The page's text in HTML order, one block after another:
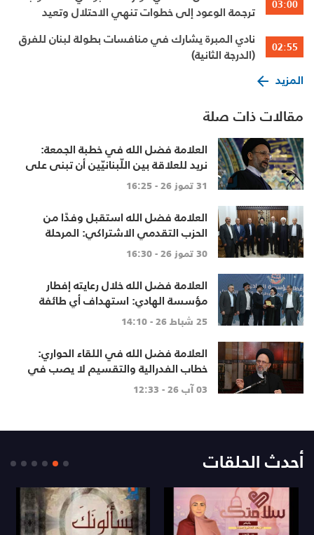
03:00
ترجمة الوعود إلى خطوات تنهي الاحتلال وتعيد
02:55
نادي المبرة يشارك في منافسات بطولة لبنان للفرق
(الدرجة الثانية)
المزيد
مقالات ذات صلة
العلامة فضل الله في خطبة الجمعة:
نريد للعلاقة بين اللّبنانيّين أن تبنى على
الاحترام المتبادل، والانتماء الوطنيّ
الجامع
31 تموز 26 - 16:25
العلامة فضل الله استقبل وفدًا من
الحزب التقدمي الاشتراكي: المرحلة
تتطلب خطابًا عقلانيًا يحفظ الوحدة
الوطنية
30 تموز 26 - 16:30
العلامة فضل الله خلال رعايته إفطار
مؤسسة الهادي: استهداف أي طائفة
استهداف للوحدة الوطنية القادرة على
مواجهة العدو
25 شباط 26 - 14:10
العلامة فضل الله في اللقاء الحواري:
خطاب الفدرالية والتقسيم لا يصب في
مصلحة أحد
03 آب 26 - 12:33
أحدث الحلقات